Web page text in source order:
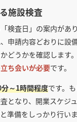
施設検査
検査日」の案内があ
申請内容どおりに設
どうかを確認します
立ち会いが必要です。
～1時間程度です。
となり、開業スケジ
準備をしっかり行いま